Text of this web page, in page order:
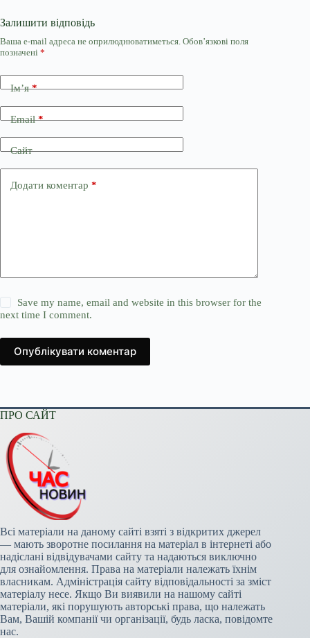
Залишити відповідь
Ваша e-mail адреса не оприлюднюватиметься. Обов’язкові поля
позначені *
Ім’я*
Email*
Сайт
Додати коментар *
Save my name, email and website in this browser for the
next time I comment.
Опублікувати коментар
ПРО САЙТ
Всі матеріали на даному сайті взяті з відкритих джерел
— мають зворотне посилання на матеріал в інтернеті або
надіслані відвідувачами сайту та надаються виключно
для ознайомлення. Права на матеріали належать їхнім
власникам. Адміністрація сайту відповідальності за зміст
матеріалу несе. Якщо Ви виявили на нашому сайті
матеріали, які порушують авторські права, що належать
Вам, Вашій компанії чи організації, будь ласка, повідомте
нас.